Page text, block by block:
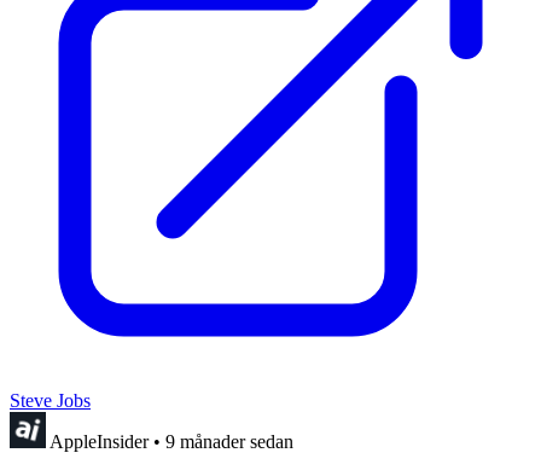
Steve Jobs
AppleInsider • 9 månader sedan